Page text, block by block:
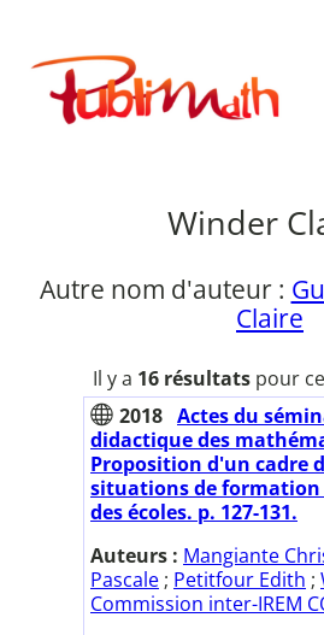
contenu
Publimath
Winder
Autre nom d'auteur :
Claire
Il y a 16 résultatspour
2018 Actes du
didactique des
Proposition d'un cadre
situations de formation
des écoles. p. 127-131.
Auteurs : Mangiante
Pascale ; Petitfour Edith ;
Commission inter-IREM